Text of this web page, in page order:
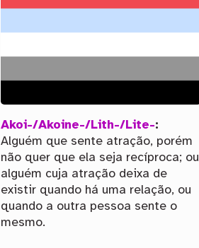
Akoi-/Akoine-/Lith-/Lite-:
Alguém que sente atração, porém
não quer que ela seja recíproca; ou
alguém cuja atração deixa de
existir quando há uma relação, ou
quando a outra pessoa sente o
mesmo.